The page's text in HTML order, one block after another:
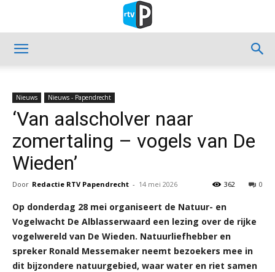
Nieuws Nieuws - Papendrecht
‘Van aalscholver naar
zomertaling – vogels van De
Wieden’
Door Redactie RTV Papendrecht - 14 mei 2026 0
362
Op donderdag 28 mei organiseert de Natuur- en
Vogelwacht De Alblasserwaard een lezing over de rijke
vogelwereld van De Wieden. Natuurliefhebber en
spreker Ronald Messemaker neemt bezoekers mee in
dit bijzondere natuurgebied, waar water en riet samen